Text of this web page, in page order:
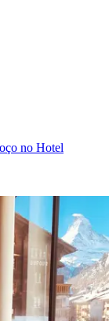
no Hotel